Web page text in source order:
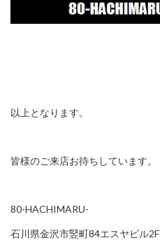
以上となります。
皆様のご来店お待ちしています。
80-HACHIMARU-
石川県金沢市竪町84エスヤビル2F